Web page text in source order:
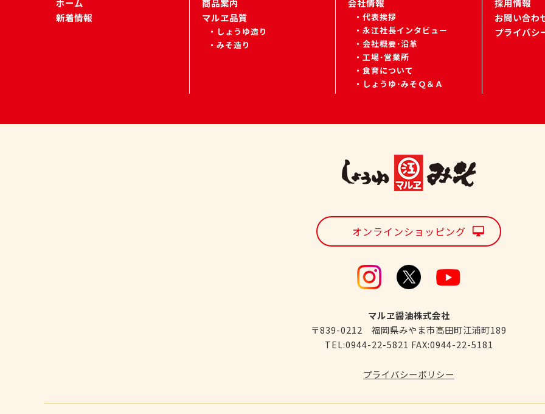
新着情報
マルヱ品質
しょうゆ造り
みそ造り
代表挨拶
永江社長インタビュー
会社概要･沿革
工場･営業所
食育について
しょうゆ･みそＱ＆Ａ
お問い合わ
プライバシ
オンラインショッピング
マルヱ醤油株式会社
〒839-0212 福岡県みやま市高田町江浦町189
TEL:0944-22-5821 FAX:0944-22-5181
プライバシーポリシー